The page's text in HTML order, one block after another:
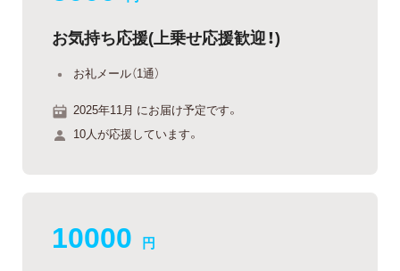
お気持ち応援(上乗せ応援歓迎！)
お礼メール（1通）
2025年11月 にお届け予定です。
10人が応援しています。
10000 円